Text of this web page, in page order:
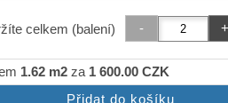
celkem (balení)
1.62 m2 za 1 600.00 CZK